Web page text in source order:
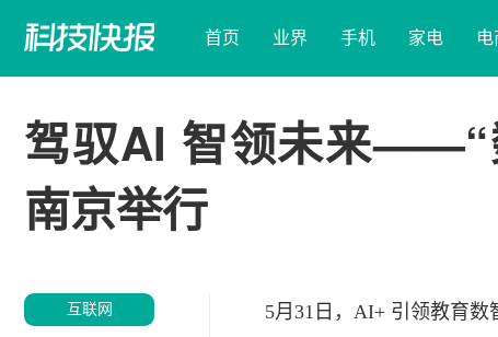
首页 业界 手机 家电 电
驾驭AI 智领未来——“
南京举行
互联网
5月31日，AI+ 引领教育